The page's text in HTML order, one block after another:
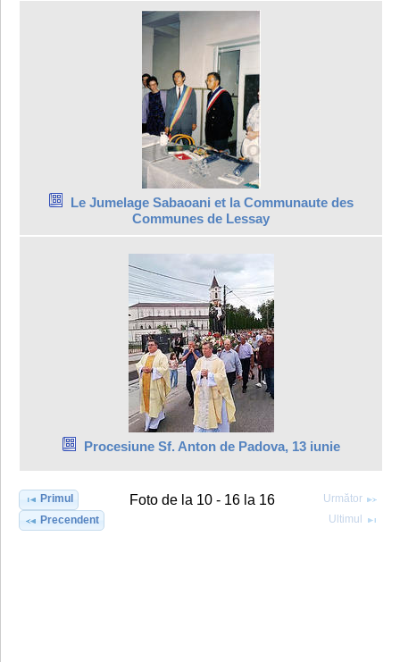
Le Jumelage Sabaoani et la Communaute des
Communes de Lessay
Procesiune Sf. Anton de Padova, 13 iunie
Primul
Precendent
Foto de la 10 - 16 la 16
Următor
Ultimul